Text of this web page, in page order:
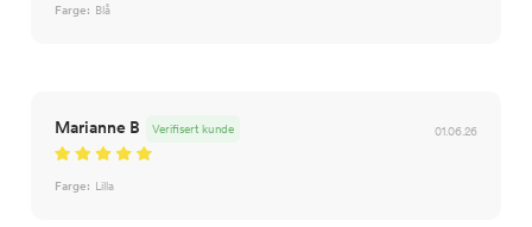
Farge: Blå
Marianne B 01.06.26
Verifisert kunde
Farge: Lilla